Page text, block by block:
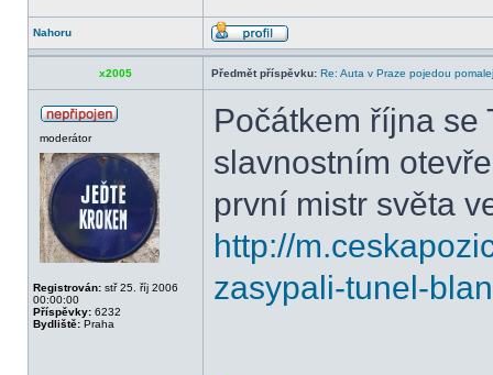
Nahoru
x2005 Předmět příspěvku: Re: Auta v Praze pojedou
moderátor
Registrován: stř 25. říj 2006
00:00:00
Příspěvky: 6232
Bydliště: Praha
Počátkem října se
slavnostním
první mistr světa
http://
zasypali-tunel-